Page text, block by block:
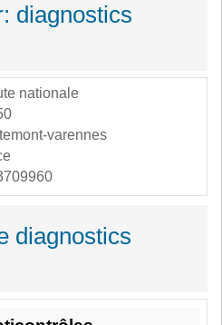
diagnostics
nationale
varennes
diagnostics